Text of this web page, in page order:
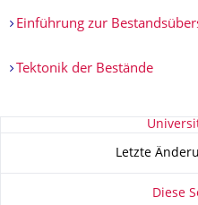
Einführung zur
Tektonik der Bestände
Zu dieser Seite
Letzte
Diese